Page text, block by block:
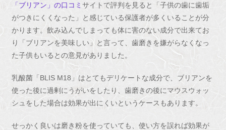
「ブリアン」の口コミサイトで評判を見ると「子供の歯に歯垢
がつきにくくなった」と感じている保護者が多くいることが分
かります。飲み込んでしまっても体に害のない成分で出来てお
り「ブリアンを美味しい」と言って、歯磨きを嫌がらなくなっ
た子供もいるとの意見がありました。
乳酸菌「BLIS M18」はとてもデリケートな成分で、ブリアンを
使った後に過剰にうがいをしたり、歯磨きの後にマウスウォッ
シュをした場合は効果が出にくいというケースもあります。
せっかく良いは磨き粉を使っていても、使い方を誤れば効果が